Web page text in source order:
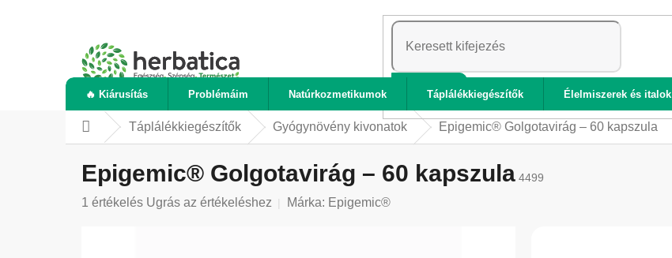
KERESÉS
🔥 Kiárusítás Problémáim Natúrkozmetikumok Táplálékkiegészítők Élelmiszerek és italok
KezdőlapTáplálékkiegészítők Gyógynövény kivonatok Epigemic® Golgotavirág – 60 kapszula
Epigemic® Golgotavirág – 60 kapszula 4499
A
1 értékelés Ugrás az értékeléshez Márka: Epigemic®